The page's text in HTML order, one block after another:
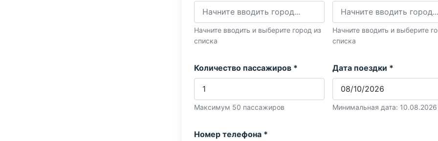
Начните вводить и выберите город из
списка
Начните вводить и выберите
списка
Количество пассажиров *
Максимум 50 пассажиров
Дата поездки *
Минимальная дата: 10.08.2026
Номер телефона *